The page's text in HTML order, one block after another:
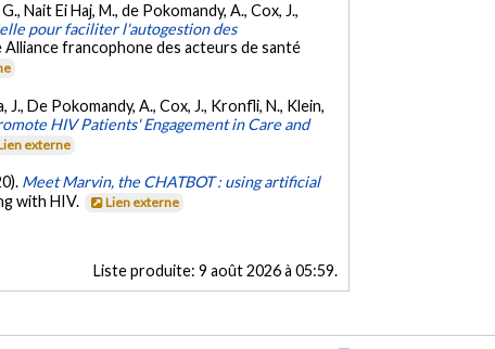
Nait Ei Haj, M., de Pokomandy, A., Cox, J.,
pour faciliter l'autogestion des
francophone des acteurs de santé
J., De Pokomandy, A., Cox, J., Kronfli, N., Klein,
HIV Patients' Engagement in Care and
externe
Meet Marvin, the CHATBOT : using artificial
with HIV. Lien externe
Liste produite: 9 août 2026 à 05:59.